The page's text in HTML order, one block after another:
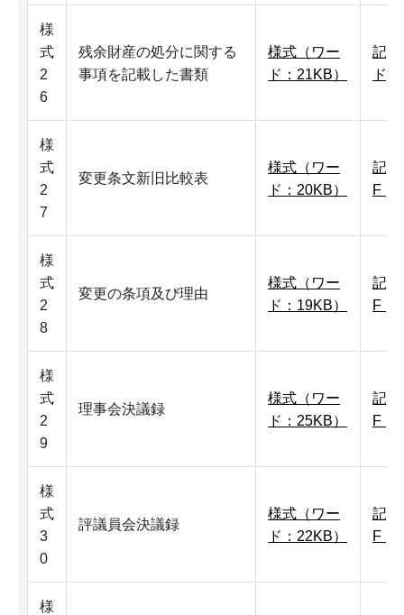
様
式
2
6
残余財産の処分に関する
事項を記載した書類
様式（ワー
ド：21KB）
記
ド
様
式
2
7
変更条文新旧比較表
様式（ワー
ド：20KB）
記
F：
様
式
2
8
変更の条項及び理由
様式（ワー
ド：19KB）
記
F：
様
式
2
9
理事会決議録
様式（ワー
ド：25KB）
記
F：
様
式
3
0
評議員会決議録
様式（ワー
ド：22KB）
記
F：
様